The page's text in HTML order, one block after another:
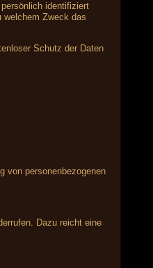
identifiziert
welchem Zweck das
Schutz der Daten
von personenbezogenen
Dazu reicht eine